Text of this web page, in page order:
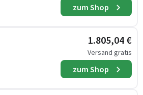
zum Shop
1.805,04 €
Versand gratis
zum Shop